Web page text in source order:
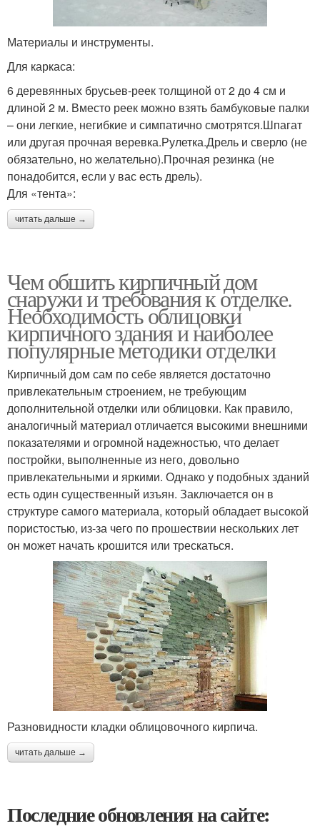
Материалы и инструменты.
Для каркаса:
6 деревянных брусьев-реек толщиной от 2 до 4 см и
длиной 2 м. Вместо реек можно взять бамбуковые палки
– они легкие, негибкие и симпатично смотрятся.Шпагат
или другая прочная веревка.Рулетка.Дрель и сверло (не
обязательно, но желательно).Прочная резинка (не
понадобится, если у вас есть дрель).
Для «тента»:
читать дальше →
Чем обшить кирпичный дом
снаружи и требования к отделке.
Необходимость облицовки
кирпичного здания и наиболее
популярные методики отделки
Кирпичный дом сам по себе является достаточно
привлекательным строением, не требующим
дополнительной отделки или облицовки. Как правило,
аналогичный материал отличается высокими внешними
показателями и огромной надежностью, что делает
постройки, выполненные из него, довольно
привлекательными и яркими. Однако у подобных зданий
есть один существенный изъян. Заключается он в
структуре самого материала, который обладает высокой
пористостью, из-за чего по прошествии нескольких лет
он может начать крошится или трескаться.
Разновидности кладки облицовочного кирпича.
читать дальше →
Последние обновления на сайте: